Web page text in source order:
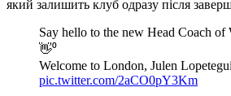
який залишить клуб одразу після
Say hello to the new Head Coach of
👋⁰
Welcome to London, Julen
pic.twitter.com/2aCO0pY3Km